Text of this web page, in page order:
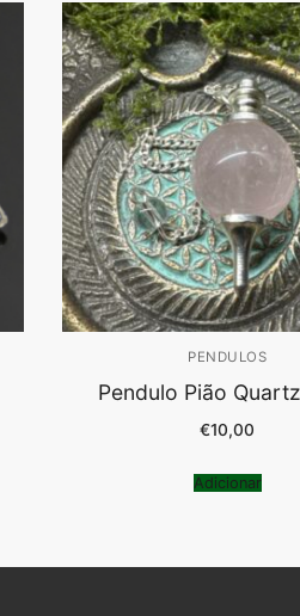
PENDULOS
Pendulo Pião
€10,00
Adicionar